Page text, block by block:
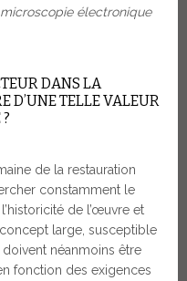
électronique
DANS LA
D’UNE TELLE VALEUR
de la restauration
constamment le
de l’œuvre et
concept large, susceptible
néanmoins être
fonction des exigences